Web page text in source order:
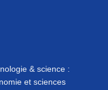
& science :
et sciences